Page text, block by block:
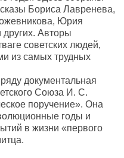
Бориса Лавренева,
Юрия
других. Авторы
советских людей,
из самых трудных
документальная
Союза И. С.
поручение». Она
годы и
в жизни «первого